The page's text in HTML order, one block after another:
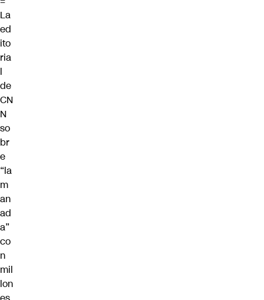
La
ed
ito
ria
l
de
CN
N
so
br
e
“la
m
an
ad
a”
co
n
mil
lon